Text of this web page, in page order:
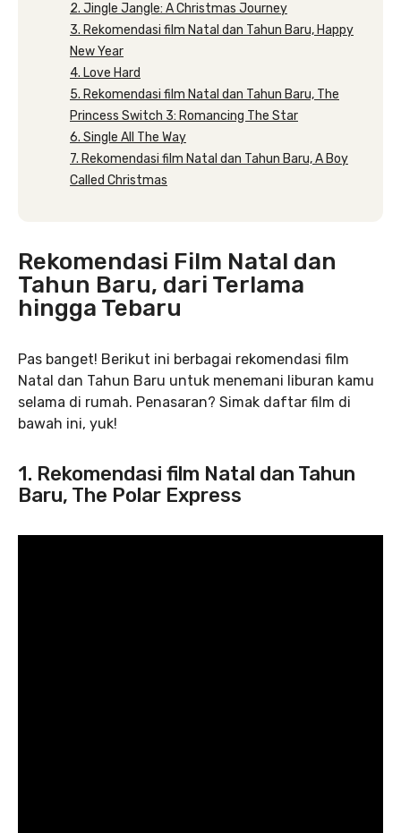
2. Jingle Jangle: A Christmas Journey
3. Rekomendasi film Natal dan Tahun Baru, Happy
New Year
4. Love Hard
5. Rekomendasi film Natal dan Tahun Baru, The
Princess Switch 3: Romancing The Star
6. Single All The Way
7. Rekomendasi film Natal dan Tahun Baru, A Boy
Called Christmas
Rekomendasi Film Natal dan
Tahun Baru, dari Terlama
hingga Tebaru
Pas banget! Berikut ini berbagai rekomendasi film
Natal dan Tahun Baru untuk menemani liburan kamu
selama di rumah. Penasaran? Simak daftar film di
bawah ini, yuk!
1. Rekomendasi film Natal dan Tahun
Baru, The Polar Express